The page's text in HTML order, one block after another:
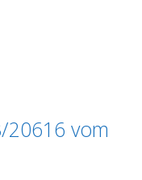
20616 vom